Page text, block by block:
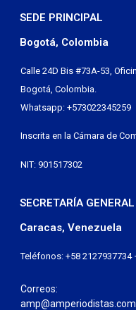
SEDE PRINCIPAL
Bogotá, Colombia
Calle 24D Bis #73A-53,
Bogotá, Colombia.
Whatsapp: +573022345259
Inscrita en la Cámara de
NIT: 901517302
SECRETARÍA GENERAL
Caracas, Venezuela
Teléfonos: +58 2127937734
Correos:
amp@amperiodistas.com